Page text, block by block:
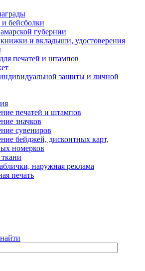
бейсболки
губернии
и вкладыши, удостоверения
печатей и штампов
защиты и личной
печатей и штампов
значков
сувениров
бейджей, дисконтных карт,
номерков
наружная реклама
печать